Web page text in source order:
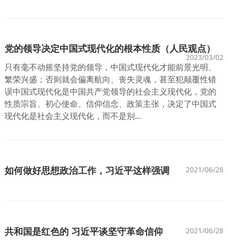
党的领导决定中国式现代化的根本性质（人民观点）
2023/03/02
只有毫不动摇坚持党的领导，中国式现代化才能前景光明、
繁荣兴盛；否则就会偏离航向、丧失灵魂，甚至犯颠覆性错
误中国式现代化是中国共产党领导的社会主义现代化，党的
性质宗旨、初心使命、信仰信念、政策主张，决定了中国式
现代化是社会主义现代化，而不是别...
如何做好思想政治工作，习近平这样强调 2021/06/28
共和国是红色的 习近平谈坚守革命信仰 2021/06/28